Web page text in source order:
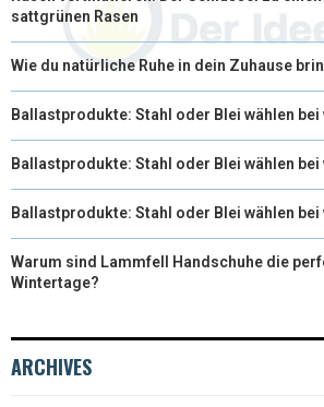
sattgrünen Rasen
Wie du natürliche Ruhe in dein Zuhause
Ballastprodukte: Stahl oder Blei wählen bei
Ballastprodukte: Stahl oder Blei wählen bei
Ballastprodukte: Stahl oder Blei wählen bei
Warum sind Lammfell Handschuhe die
Wintertage?
ARCHIVES